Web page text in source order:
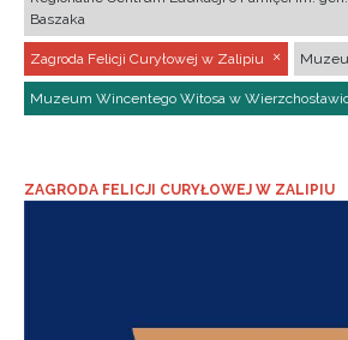
Baszaka
Zagroda Felicji Curyłowej w Zalipiu
Muzeum Wincentego Witosa w
ZAGRODA FELICJI CURYŁOWEJ W ZALIPIU